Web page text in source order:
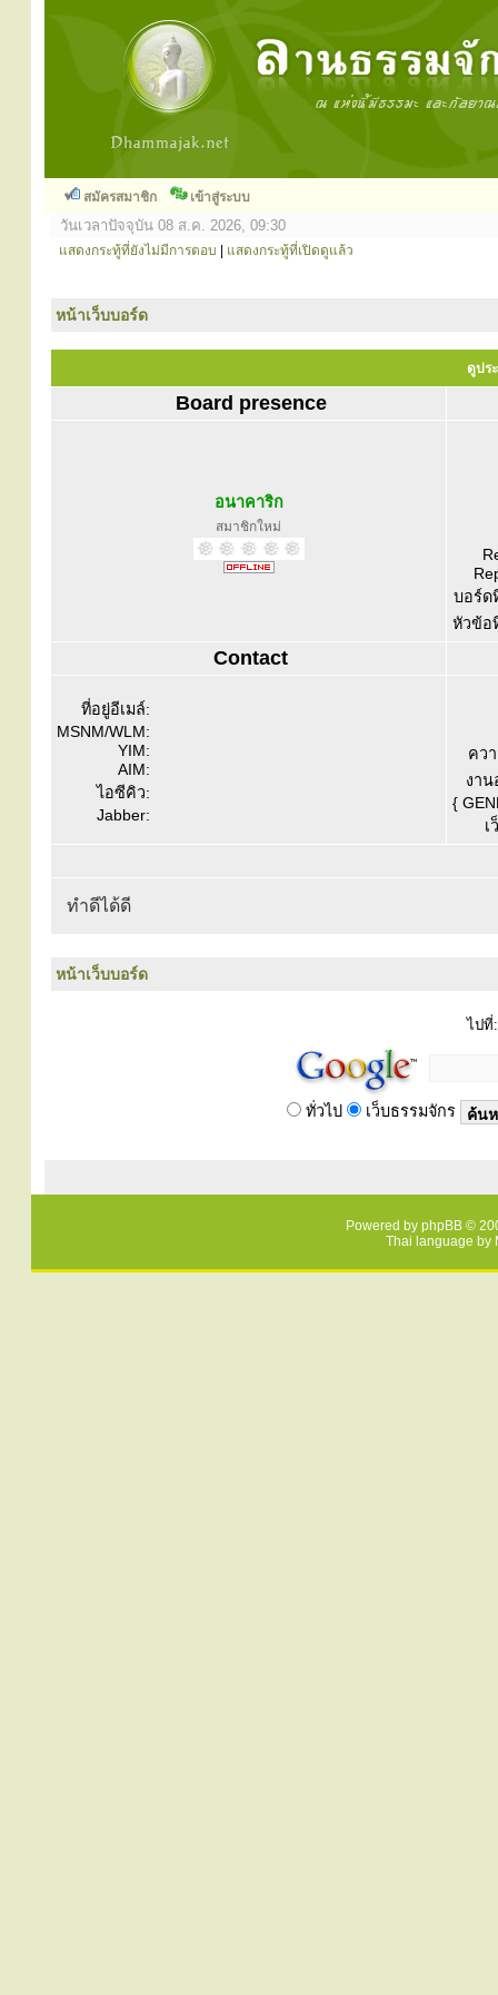
สมัครสมาชิก เข้าสู่ระบบ
วันเวลาปัจจุบัน 08 ส.ค. 2026, 09:30
แสดงกระทู้ที่ยังไม่มีการตอบ แสดงกระทู้ที่เปิดดูแล้ว
หน้าเว็บบอร์ด
ดูปร
Board presence
อนาคาริก
สมาชิกใหม่
บอร์ด
หัวข้อ
Contact
ที่อยู่อีเมล์:
MSNM/WLM:
YIM:
AIM:
ไอซีคิว:
Jabber:
คว
งาน
{
เ
ทำดีได้ดี
หน้าเว็บบอร์ด
ไปที่:
ทั่วไป เว็บธรรมจักร
Powered by phpBB ©
Thai language by